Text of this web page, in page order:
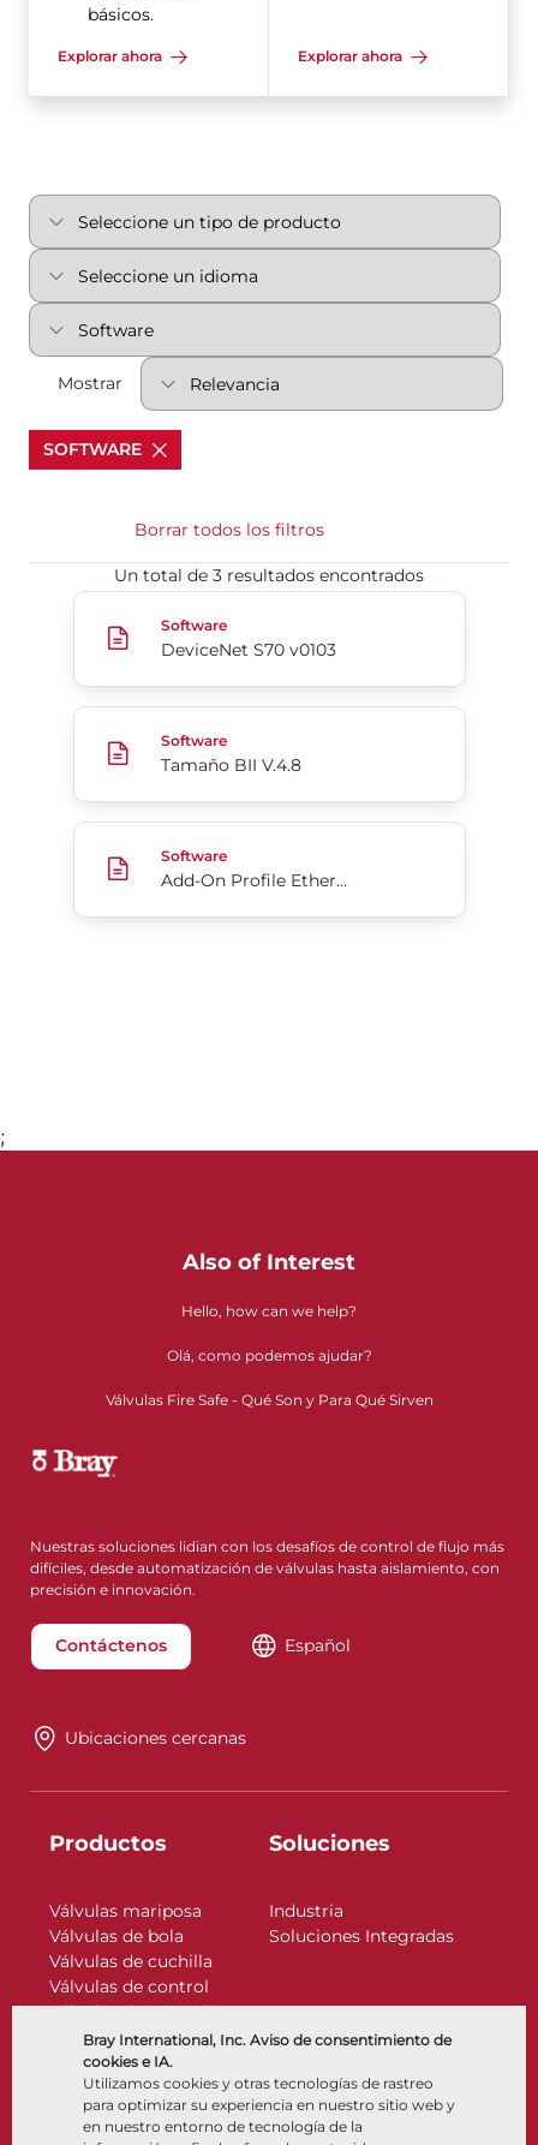
Bray International, Inc. Aviso de consentimiento de
cookies e IA.
Utilizamos cookies y otras tecnologías de rastreo
para optimizar su experiencia en nuestro sitio web y
en nuestro entorno de tecnología de la
básicos.
Explorar ahora Explorar ahora
Mostrar
SOFTWARE
Borrar todos los filtros
Un total de 3 resultados encontrados
DeviceNet S70 v0103
Software
DeviceNet S70 v0103
Tamaño BII V.4.8
Software
Tamaño BII V.4.8
Add-On Profile​​​​​​​ EtherNet/IP serie 70 para
Software
Add-On Profile​​​​​​​ EtherNet/IP serie 70 para Rockwell Automation Studio5000
;
Also of Interest
Hello, how can we help?
Olá, como podemos ajudar?
Válvulas Fire Safe - Qué Son y Para Qué Sirven
Nuestras soluciones lidian con los desafíos de control de flujo más
difíciles, desde automatización de válvulas hasta aislamiento, con
precisión e innovación.
Contáctenos Español
Ubicaciones cercanas
Productos
Válvulas mariposa
Válvulas de bola
Válvulas de cuchilla
Válvulas de control
Válvulas de retención
Actuadores
Accesorios de control
Criogénico
Soluciones
Industria
Soluciones Integradas
Compañía Recursos